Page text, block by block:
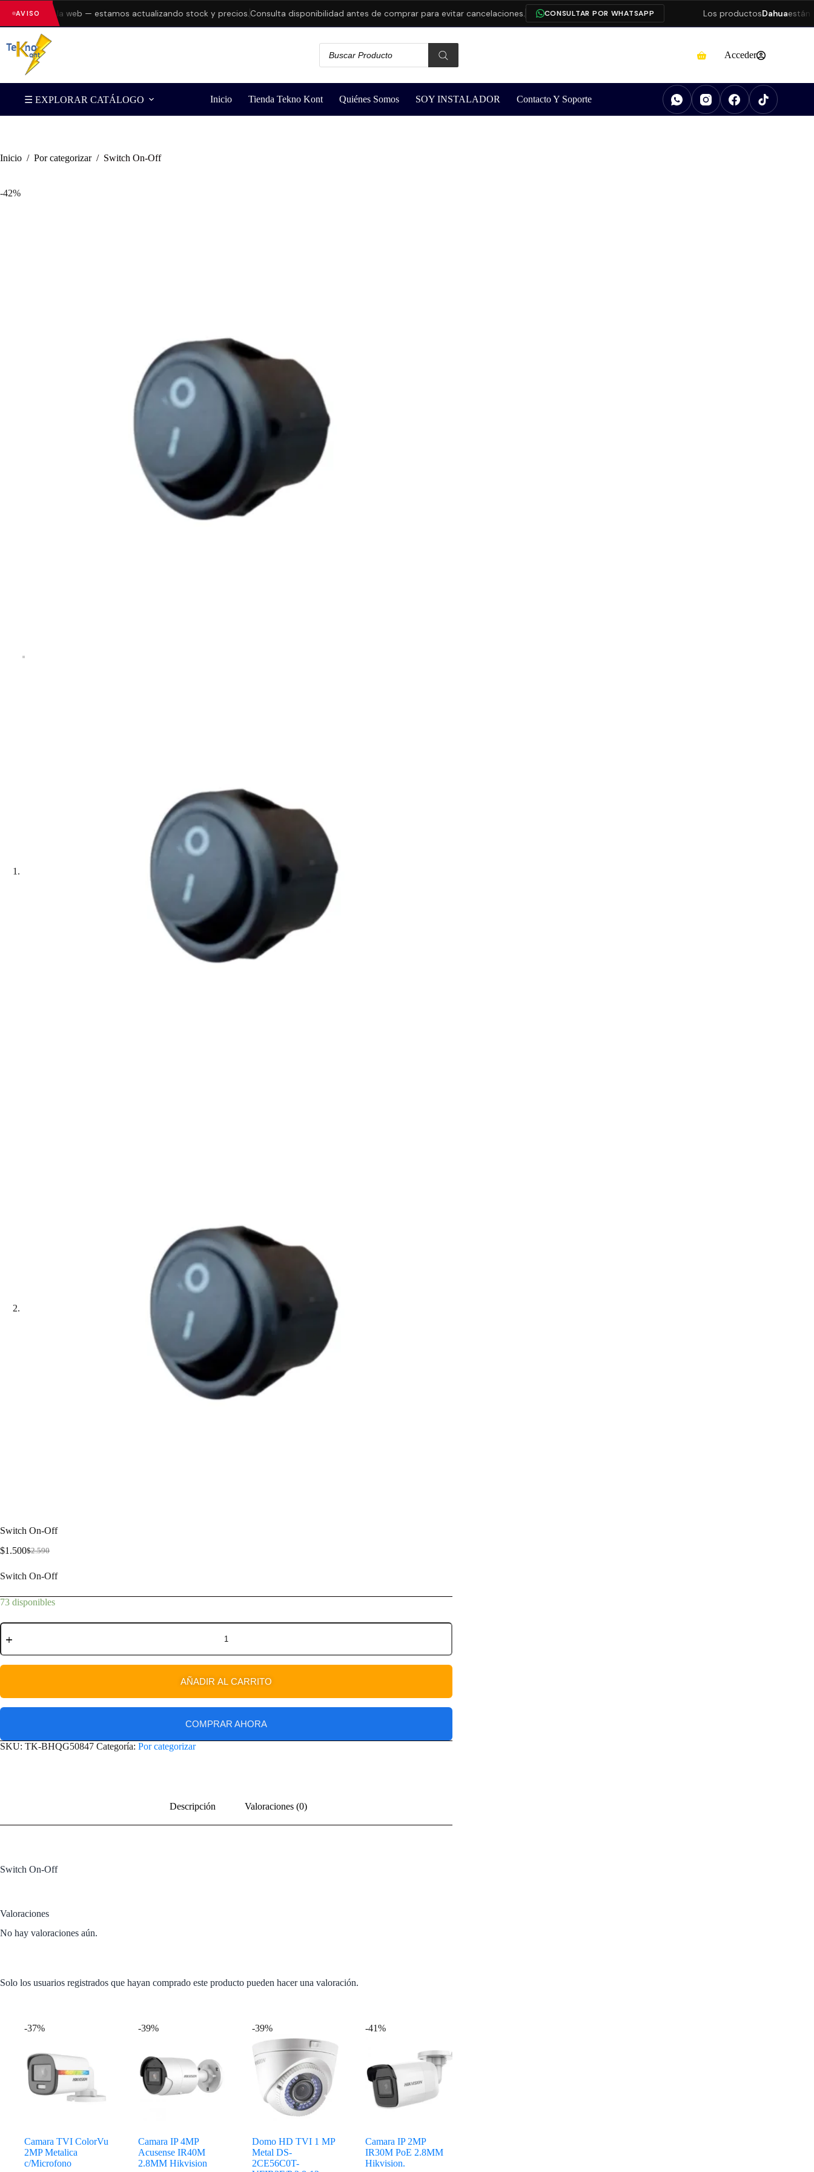
AVISO
en la web — estamos actualizando stock y precios.Consulta disponibilidad antes de comprar para evitar cancelaciones. CONSULTAR POR WHATSAPP Los productosDahuaestán
Acceder
☰ EXPLORAR CATÁLOGO Inicio Tienda Tekno Kont Quiénes Somos SOY INSTALADOR Contacto Y Soporte
Inicio / Por categorizar / Switch On-Off
-42%
Switch On-Off
$2.590
$1.500
Switch On-Off
73 disponibles
AÑADIR AL CARRITO
COMPRAR AHORA
SKU: TK-BHQG50847 Categoría: Por categorizar
Descripción Valoraciones (0)
Switch On-Off
Valoraciones
No hay valoraciones aún.
Solo los usuarios registrados que hayan comprado este producto pueden hacer una valoración.
-37%
Camara TVI ColorVu
2MP Metalica
c/Microfono
-39%
Camara IP 4MP
Acusense IR40M
2.8MM Hikvision
-39%
Domo HD TVI 1 MP
Metal DS-
2CE56C0T-
-41%
Camara IP 2MP
IR30M PoE 2.8MM
Hikvision.